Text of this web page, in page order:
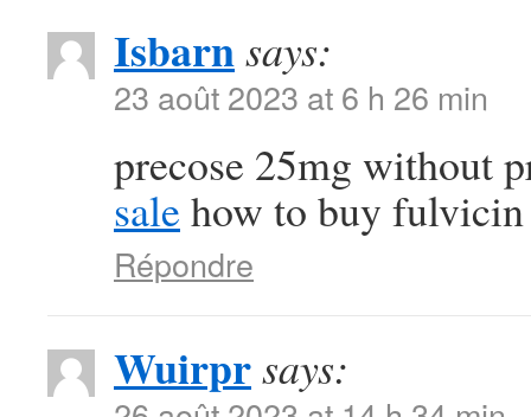
Isbarnsays:
23 août 2023 at 6 h 26 min
precose 25mg without
sale how to buy fulvicin
Répondre
Wuirprsays: